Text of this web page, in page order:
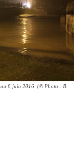
au 8 juin 2016 (© Photo : B.